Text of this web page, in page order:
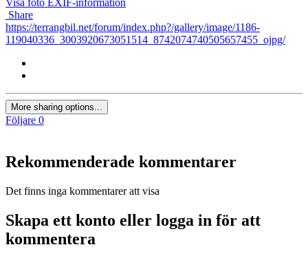
Visa foto EXIF-information
Share
https://terrangbil.net/forum/index.php?/gallery/image/1186-
119040336_3003920673051514_8742074740505657455_ojpg/
More sharing options...
Följare 0
Rekommenderade kommentarer
Det finns inga kommentarer att visa
Skapa ett konto eller logga in för att
kommentera